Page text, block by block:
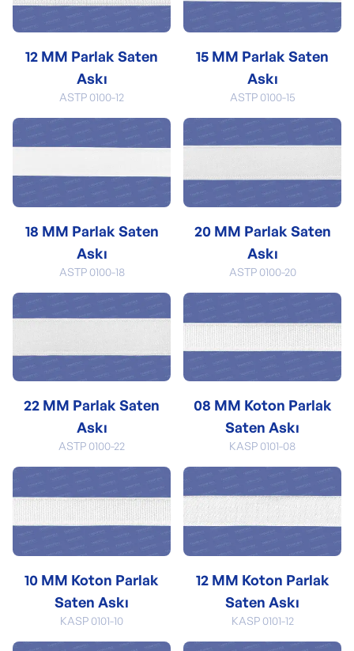
12 MM Parlak Saten
Askı
ASTP 0100-12
15 MM Parlak Saten
Askı
ASTP 0100-15
18 MM Parlak Saten
Askı
ASTP 0100-18
20 MM Parlak Saten
Askı
ASTP 0100-20
22 MM Parlak Saten
Askı
ASTP 0100-22
08 MM Koton Parlak
Saten Askı
KASP 0101-08
10 MM Koton Parlak
Saten Askı
KASP 0101-10
12 MM Koton Parlak
Saten Askı
KASP 0101-12